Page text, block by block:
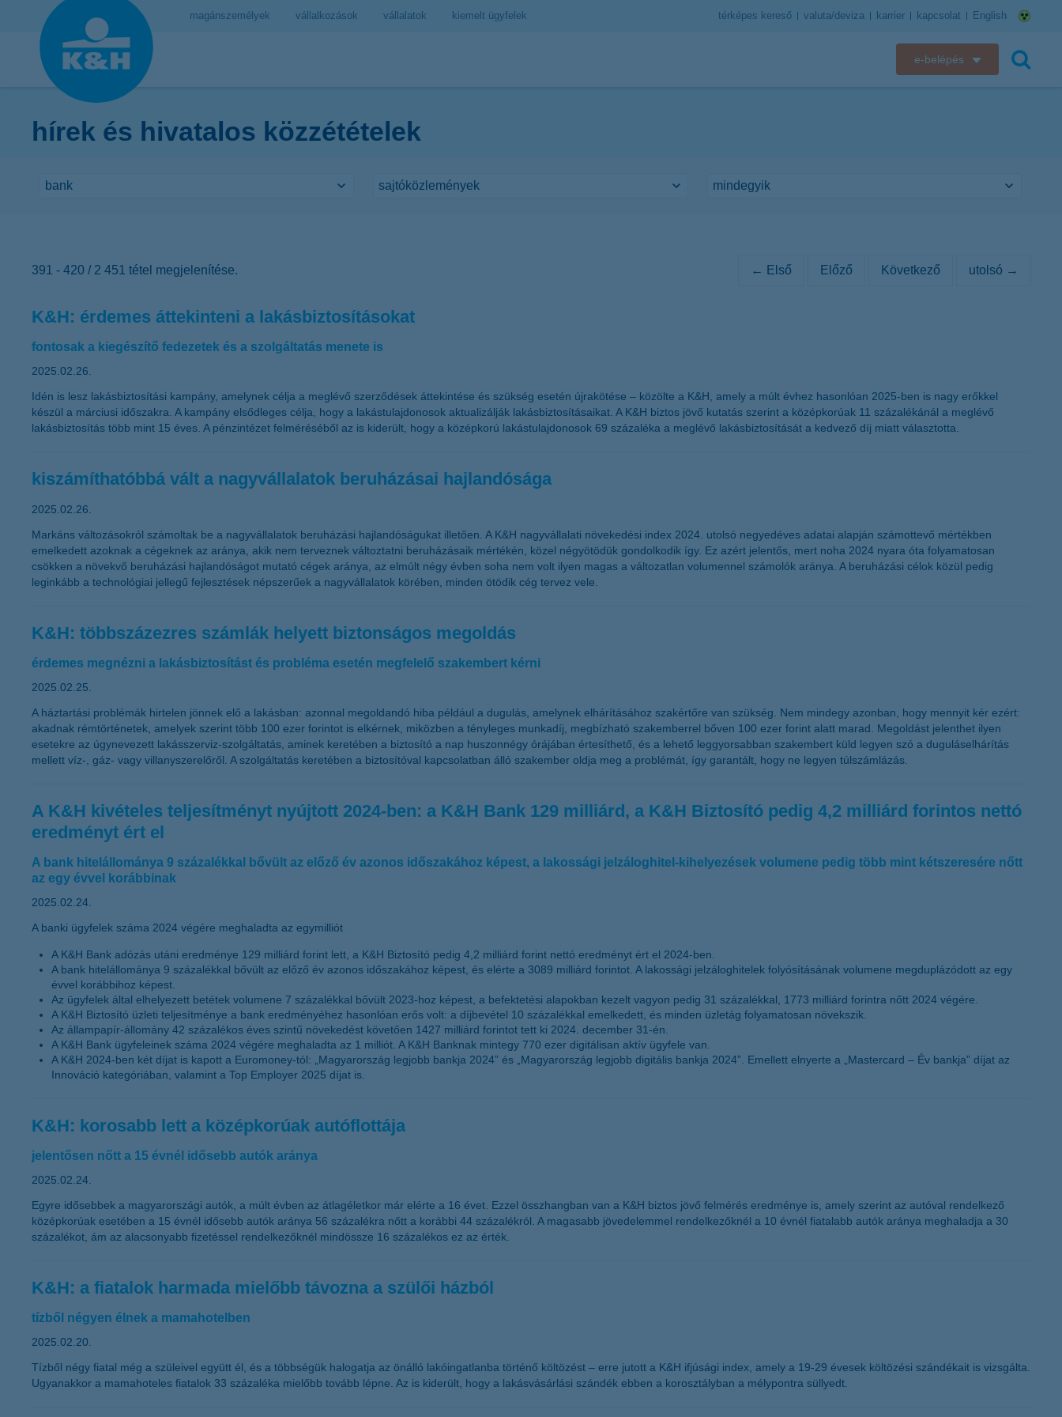
magánszemélyek vállalkozások vállalatok kiemelt ügyfelek térképes kereső valuta/deviza karrier kapcsolat English
e-belépés
hírek és hivatalos közzétételek
391 - 420 / 2 451 tétel megjelenítése. ← Első Előző Következő utolsó →
K&H: érdemes áttekinteni a lakásbiztosításokat
fontosak a kiegészítő fedezetek és a szolgáltatás menete is
2025.02.26.
Idén is lesz lakásbiztosítási kampány, amelynek célja a meglévő szerződések áttekintése és szükség esetén újrakötése – közölte a K&H, amely a múlt évhez hasonlóan 2025-ben is nagy erőkkel
készül a márciusi időszakra. A kampány elsődleges célja, hogy a lakástulajdonosok aktualizálják lakásbiztosításaikat. A K&H biztos jövő kutatás szerint a középkorúak 11 százalékánál a meglévő
lakásbiztosítás több mint 15 éves. A pénzintézet felméréséből az is kiderült, hogy a középkorú lakástulajdonosok 69 százaléka a meglévő lakásbiztosítását a kedvező díj miatt választotta.
kiszámíthatóbbá vált a nagyvállalatok beruházásai hajlandósága
2025.02.26.
Markáns változásokról számoltak be a nagyvállalatok beruházási hajlandóságukat illetően. A K&H nagyvállalati növekedési index 2024. utolsó negyedéves adatai alapján számottevő mértékben
emelkedett azoknak a cégeknek az aránya, akik nem terveznek változtatni beruházásaik mértékén, közel négyötödük gondolkodik így. Ez azért jelentős, mert noha 2024 nyara óta folyamatosan
csökken a növekvő beruházási hajlandóságot mutató cégek aránya, az elmúlt négy évben soha nem volt ilyen magas a változatlan volumennel számolók aránya. A beruházási célok közül pedig
leginkább a technológiai jellegű fejlesztések népszerűek a nagyvállalatok körében, minden ötödik cég tervez vele.
K&H: többszázezres számlák helyett biztonságos megoldás
érdemes megnézni a lakásbiztosítást és probléma esetén megfelelő szakembert kérni
2025.02.25.
A háztartási problémák hirtelen jönnek elő a lakásban: azonnal megoldandó hiba például a dugulás, amelynek elhárításához szakértőre van szükség. Nem mindegy azonban, hogy mennyit kér ezért:
akadnak rémtörténetek, amelyek szerint több 100 ezer forintot is elkérnek, miközben a tényleges munkadíj, megbízható szakemberrel bőven 100 ezer forint alatt marad. Megoldást jelenthet ilyen
esetekre az úgynevezett lakásszerviz-szolgáltatás, aminek keretében a biztosító a nap huszonnégy órájában értesíthető, és a lehető leggyorsabban szakembert küld legyen szó a duguláselhárítás
mellett víz-, gáz- vagy villanyszerelőről. A szolgáltatás keretében a biztosítóval kapcsolatban álló szakember oldja meg a problémát, így garantált, hogy ne legyen túlszámlázás.
A K&H kivételes teljesítményt nyújtott 2024-ben: a K&H Bank 129 milliárd, a K&H Biztosító pedig 4,2 milliárd forintos nettó
eredményt ért el
A bank hitelállománya 9 százalékkal bővült az előző év azonos időszakához képest, a lakossági jelzáloghitel-kihelyezések volumene pedig több mint kétszeresére nőtt
az egy évvel korábbinak
2025.02.24.
A banki ügyfelek száma 2024 végére meghaladta az egymilliót
A K&H Bank adózás utáni eredménye 129 milliárd forint lett, a K&H Biztosító pedig 4,2 milliárd forint nettó eredményt ért el 2024-ben.
A bank hitelállománya 9 százalékkal bővült az előző év azonos időszakához képest, és elérte a 3089 milliárd forintot. A lakossági jelzáloghitelek folyósításának volumene megduplázódott az egy
évvel korábbihoz képest.
Az ügyfelek által elhelyezett betétek volumene 7 százalékkal bővült 2023-hoz képest, a befektetési alapokban kezelt vagyon pedig 31 százalékkal, 1773 milliárd forintra nőtt 2024 végére.
A K&H Biztosító üzleti teljesítménye a bank eredményéhez hasonlóan erős volt: a díjbevétel 10 százalékkal emelkedett, és minden üzletág folyamatosan növekszik.
Az állampapír-állomány 42 százalékos éves szintű növekedést követően 1427 milliárd forintot tett ki 2024. december 31-én.
A K&H Bank ügyfeleinek száma 2024 végére meghaladta az 1 milliót. A K&H Banknak mintegy 770 ezer digitálisan aktív ügyfele van.
A K&H 2024-ben két díjat is kapott a Euromoney-tól: „Magyarország legjobb bankja 2024” és „Magyarország legjobb digitális bankja 2024”. Emellett elnyerte a „Mastercard – Év bankja” díjat az
Innováció kategóriában, valamint a Top Employer 2025 díjat is.
K&H: korosabb lett a középkorúak autóflottája
jelentősen nőtt a 15 évnél idősebb autók aránya
2025.02.24.
Egyre idősebbek a magyarországi autók, a múlt évben az átlagéletkor már elérte a 16 évet. Ezzel összhangban van a K&H biztos jövő felmérés eredménye is, amely szerint az autóval rendelkező
középkorúak esetében a 15 évnél idősebb autók aránya 56 százalékra nőtt a korábbi 44 százalékról. A magasabb jövedelemmel rendelkezőknél a 10 évnél fiatalabb autók aránya meghaladja a 30
százalékot, ám az alacsonyabb fizetéssel rendelkezőknél mindössze 16 százalékos ez az érték.
K&H: a fiatalok harmada mielőbb távozna a szülői házból
tízből négyen élnek a mamahotelben
2025.02.20.
Tízből négy fiatal még a szüleivel együtt él, és a többségük halogatja az önálló lakóingatlanba történő költözést – erre jutott a K&H ifjúsági index, amely a 19-29 évesek költözési szándékait is vizsgálta.
Ugyanakkor a mamahoteles fiatalok 33 százaléka mielőbb tovább lépne. Az is kiderült, hogy a lakásvásárlási szándék ebben a korosztályban a mélypontra süllyedt.